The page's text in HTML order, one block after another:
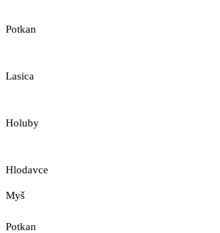
Potkan
Lasica
Holuby
Hlodavce
Myš
Potkan